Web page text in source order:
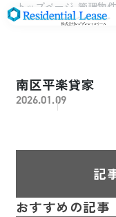
トップページ 管理物件
南区平楽貸家
2026.01.09
記
おすすめの記事